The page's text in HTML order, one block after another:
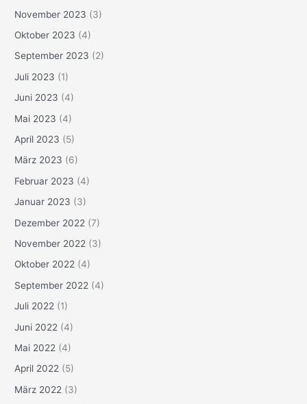
November 2023 (3)
Oktober 2023 (4)
September 2023 (2)
Juli 2023 (1)
Juni 2023 (4)
Mai 2023 (4)
April 2023 (5)
März 2023 (6)
Februar 2023 (4)
Januar 2023 (3)
Dezember 2022 (7)
November 2022 (3)
Oktober 2022 (4)
September 2022 (4)
Juli 2022 (1)
Juni 2022 (4)
Mai 2022 (4)
April 2022 (5)
März 2022 (3)